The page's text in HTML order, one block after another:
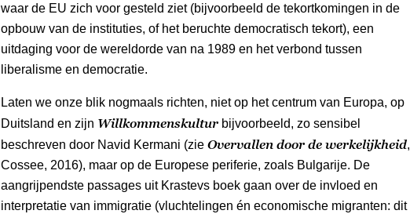
waar de EU zich voor gesteld ziet (bijvoorbeeld de tekortkomingen in de
opbouw van de instituties, of het beruchte democratisch tekort), een
uitdaging voor de wereldorde van na 1989 en het verbond tussen
liberalisme en democratie.
Laten we onze blik nogmaals richten, niet op het centrum van Europa, op
Duitsland en zijn Willkommenskultur bijvoorbeeld, zo sensibel
beschreven door Navid Kermani (zie Overvallen door de werkelijkheid,
Cossee, 2016), maar op de Europese periferie, zoals Bulgarije. De
aangrijpendste passages uit Krastevs boek gaan over de invloed en
interpretatie van immigratie (vluchtelingen én economische migranten: dit